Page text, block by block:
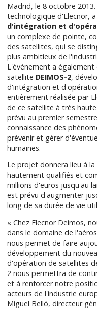
Madrid, le 8 octobre
technologique d'Elecnor,
d'intégration et
un complexe de pointe,
des satellites, qui se
plus ambitieux de
L'événement a
satellite DEIMOS-2,
d'intégration et
entièrement réalisée par
de ce satellite à très
prévu au premier
connaissance des
prévenir et gérer
humaines.
Le projet donnera lieu à
hautement qualifiés et
millions d'euros jusqu'au
est prévu d'augmenter
long de sa durée de vie
« Chez Elecnor Deimos,
dans le domaine de
nous permet de faire
développement du
d'opération de satellites
2 nous permettra de
et à renforcer notre
acteurs de l'industrie
Miguel Belló, directeur